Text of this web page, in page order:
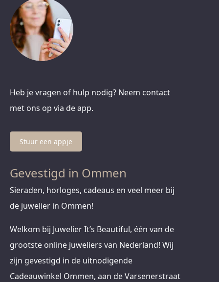
Heb je vragen of hulp nodig? Neem contact
met ons op via de app.
Stuur een appje
Gevestigd in Ommen
Sieraden, horloges, cadeaus en veel meer bij
de juwelier in Ommen!
Welkom bij Juwelier It’s Beautiful, één van de
grootste online juweliers van Nederland! Wij
zijn gevestigd in de uitnodigende
Cadeauwinkel Ommen, aan de Varsenerstraat